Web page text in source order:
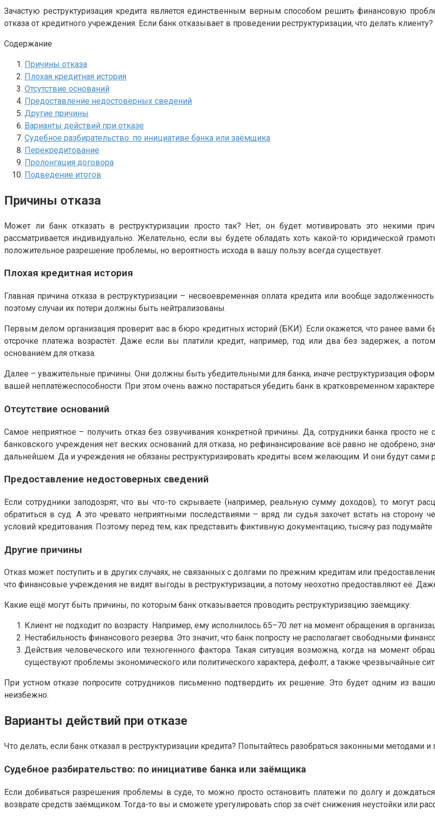
Зачастую реструктуризация кредита является единственным верным способом решить финансовую
отказа от кредитного учреждения. Если банк отказывает в проведении реструктуризации, что делать
Содержание
Причины отказа
Плохая кредитная история
Отсутствие оснований
Предоставление недостоверных сведений
Другие причины
Варианты действий при отказе
Судебное разбирательство: по инициативе банка или заёмщика
Перекредитование
Пролонгация договора
Подведение итогов
Причины отказа
Может ли банк отказать в реструктуризации просто так? Нет, он будет мотивировать это некими
рассматривается индивидуально. Желательно, если вы будете обладать хоть какой-то юридической
положительное разрешение проблемы, но вероятность исхода в вашу пользу всегда существует.
Плохая кредитная история
Главная причина отказа в реструктуризации – несвоевременная оплата кредита или вообще
поэтому случаи их потери должны быть нейтрализованы.
Первым делом организация проверит вас в бюро кредитных историй (БКИ). Если окажется, что ранее вами
отсрочке платежа возрастёт. Даже если вы платили кредит, например, год или два без задержек, а
основанием для отказа.
Далее – уважительные причины. Они должны быть убедительными для банка, иначе реструктуризация
вашей неплатёжеспособности. При этом очень важно постараться убедить банк в кратковременном
Отсутствие оснований
Самое неприятное – получить отказ без озвучивания конкретной причины. Да, сотрудники банка просто
банковского учреждения нет веских оснований для отказа, но рефинансирование всё равно не одобрено,
дальнейшем. Да и учреждения не обязаны реструктуризировать кредиты всем желающим. И они будут сами
Предоставление недостоверных сведений
Если сотрудники заподозрят, что вы что-то скрываете (например, реальную сумму доходов), то могут
обратиться в суд. А это чревато неприятными последствиями – вряд ли судья захочет встать на
условий кредитования. Поэтому перед тем, как представить фиктивную документацию, тысячу раз
Другие причины
Отказ может поступить и в других случаях, не связанных с долгами по прежним кредитам или
что финансовые учреждения не видят выгоды в реструктуризации, а потому неохотно предоставляют её.
Какие ещё могут быть причины, по которым банк отказывается проводить реструктуризацию заёмщику:
Клиент не подходит по возрасту. Например, ему исполнилось 65–70 лет на момент обращения в
Нестабильность финансового резерва. Это значит, что банк попросту не располагает свободными
Действия человеческого или техногенного фактора. Такая ситуация возможна, когда на момент
существуют проблемы экономического или политического характера, дефолт, а также чрезвычайные
При устном отказе попросите сотрудников письменно подтвердить их решение. Это будет одним из
неизбежно.
Варианты действий при отказе
Что делать, если банк отказал в реструктуризации кредита? Попытайтесь разобраться законными методами
Судебное разбирательство: по инициативе банка или заёмщика
Если добиваться разрешения проблемы в суде, то можно просто остановить платежи по долгу и
возврате средств заёмщиком. Тогда-то вы и сможете урегулировать спор за счёт снижения неустойки или